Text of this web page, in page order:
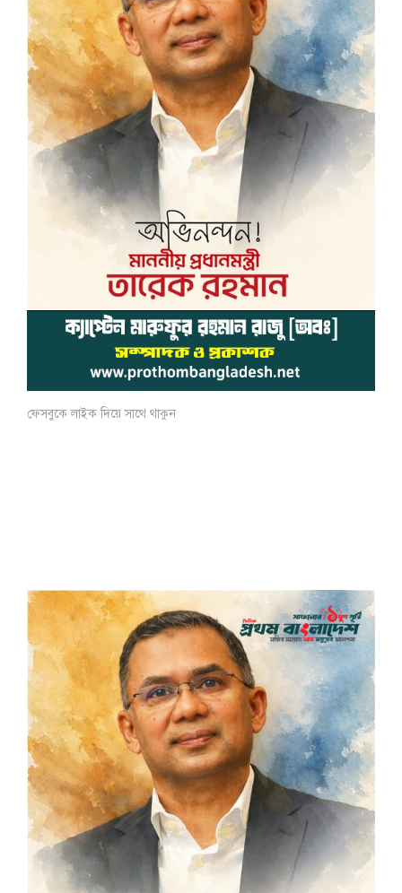
ফেসবুকে লাইক দিয়ে সাথে থাকুন